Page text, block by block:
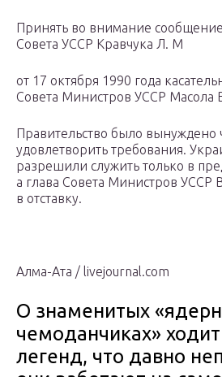
Принять во внимание
Совета УССР Кравчука Л. М
от 17 октября 1990 года
Совета Министров УССР Масола
Правительство было вынуждено
удовлетворить требования.
разрешили служить только в
а глава Совета Министров УССР
в отставку.
Алма-Ата / livejournal.com
О знаменитых
чемоданчиках»
легенд, что давно